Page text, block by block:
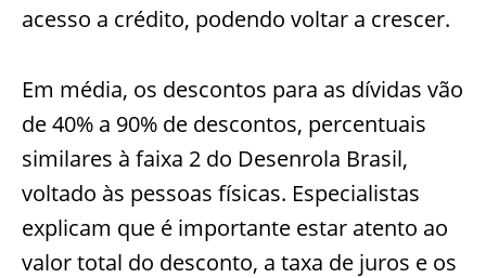
acesso a crédito, podendo voltar a crescer.
Em média, os descontos para as dívidas vão
de 40% a 90% de descontos, percentuais
similares à faixa 2 do Desenrola Brasil,
voltado às pessoas físicas. Especialistas
explicam que é importante estar atento ao
valor total do desconto, a taxa de juros e os